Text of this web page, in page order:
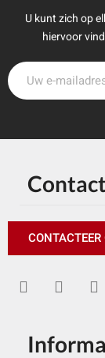
U kunt zich op
hiervoor
Contact
CONTACTEER